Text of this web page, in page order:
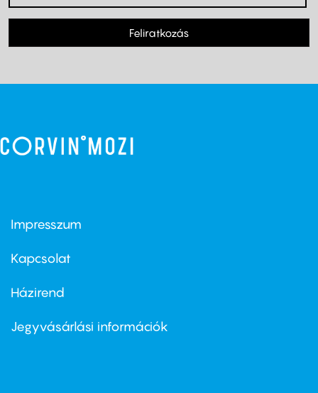
Feliratkozás
Footer
first
Impresszum
Kapcsolat
Footer
second
Házirend
Jegyvásárlási információk